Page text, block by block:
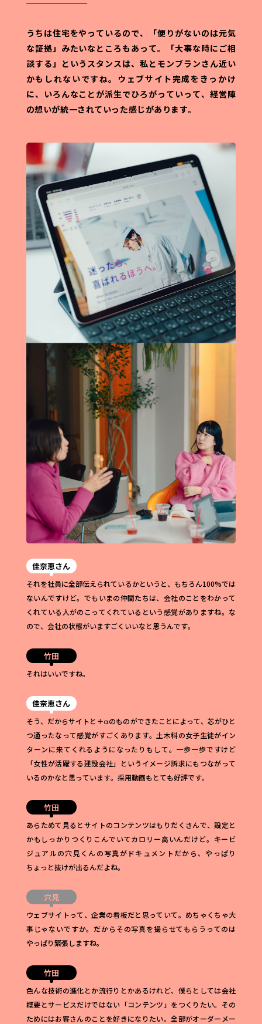
うちは住宅をやっているので、「便りがないのは元気
な証拠」みたいなところもあって。
「大事な時にご相
談する」というスタンスは、私とモンブランさん近い
かもしれないですね。 ウェブサイト完成をきっかけ
に、いろんなことが派生でひろがっていって、 経営陣
の想いが統一されていった感じがあります。
佳奈恵さん
それを社員に全部伝えられているかというと、もちろん100%では
ないんですけど。でもいまの仲間たちは、会社のことをわかって
くれている人がのこってくれているという感覚がありますね。な
ので、会社の状態がいますごくいいなと思うんです。
竹田
それはいいですね。
佳奈恵さん
そう、だからサイトと＋αのものができたことによって、芯がひと
つ通ったなって感覚がすごくあります。土木科の女子生徒がイン
ターンに来てくれるようになったりもして。一歩一歩ですけど
「女性が活躍する建設会社」というイメージ訴求にもつながって
いるのかなと思っています。採用動画もとても好評です。
竹田
あらためて見るとサイトのコンテンツはもりだくさんで、設定と
かもしっかりつくりこんでいてカロリー高いんだけど。キービ
ジュアルの穴見くんの写真がドキュメントだから、やっぱり
ちょっと抜けが出るんだよね。
穴見
ウェブサイトって、企業の看板だと思っていて。めちゃくちゃ大
事じゃないですか。だからその写真を撮らせてもらうってのは
やっぱり緊張しますね。
竹田
色んな技術の進化とか流行りとかあるけれど、僕らとしては会社
概要とサービスだけではない「コンテンツ」をつくりたい。その
ためにはお客さんのことを好きになりたい。全部がオーダーメー